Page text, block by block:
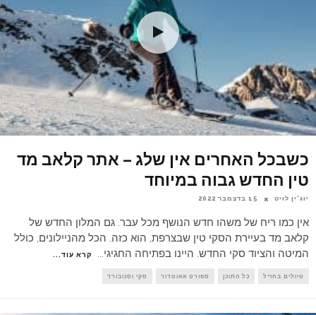
כשבכל האחרים אין שלג – אתר קלאב מד
טין החדש גבוה במיוחד
יוג'ין לויט 15 בדצמבר 2022
אין כמו ריח של משהו חדש הנושף מכל עבר. גם המלון החדש של
קלאב מד בעיירת הסקי טין שבצרפת, הוא כזה. הכל מהניילונים, כולל
המיטה והציוד סקי החדש. היינו בפתיחה החגיגי
קרא עוד...
טיולים בחו"ל כל התוכן ספורט אאוטדור סקי וסנובורד